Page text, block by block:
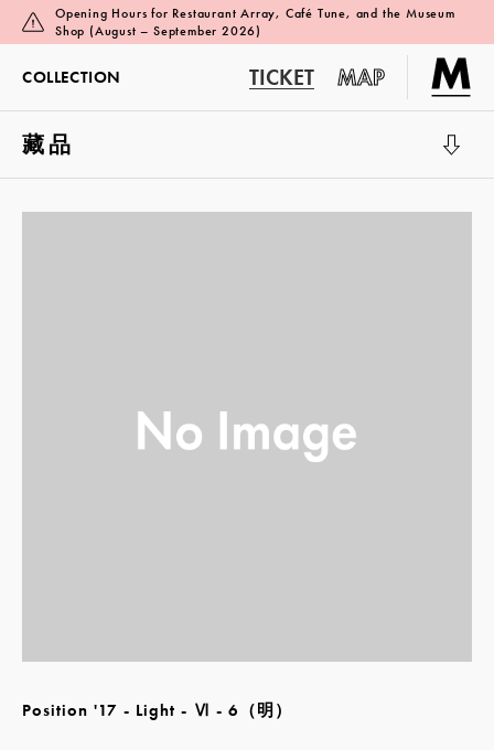
Opening Hours for Restaurant Array, Café Tune, and the Museum
Shop (August – September 2026)
COLLECTION TICKET MAP
藏品
Position '17 - Light - Ⅵ - 6（明）